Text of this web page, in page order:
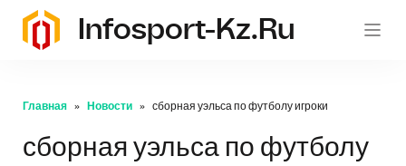
Infosport-Kz.ru
Главная Новости сборная уэльса по футболу игроки
сборная уэльса по футболу